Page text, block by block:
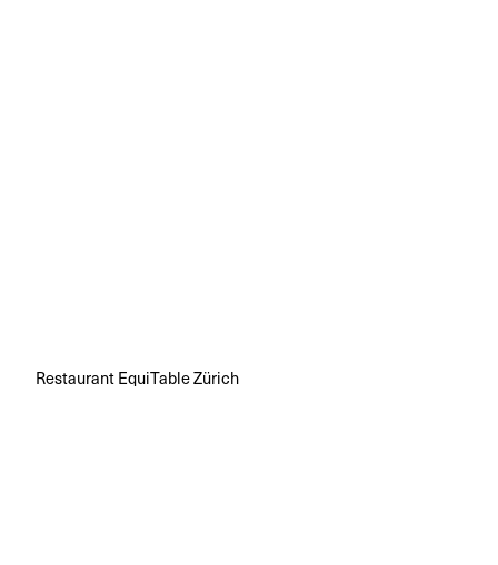
Restaurant EquiTable Zürich